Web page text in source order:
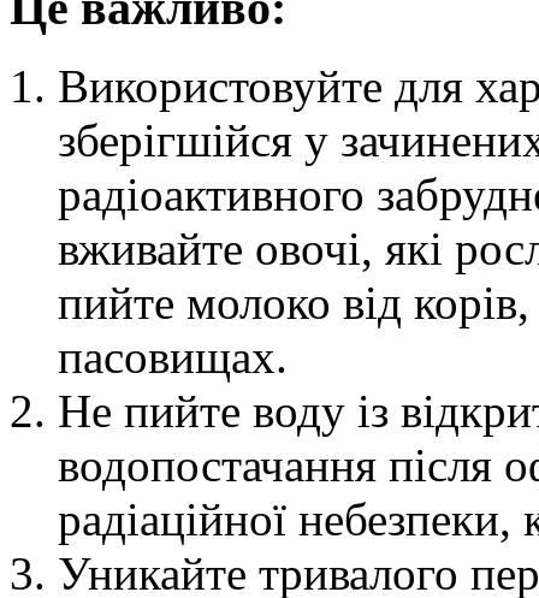
Використовуйте для
зберігшійся у
радіоактивного
вживайте овочі, які
пийте молоко від
пасовищах.
Не пийте воду із
водопостачання після
радіаційної небезпеки,
Уникайте тривалого